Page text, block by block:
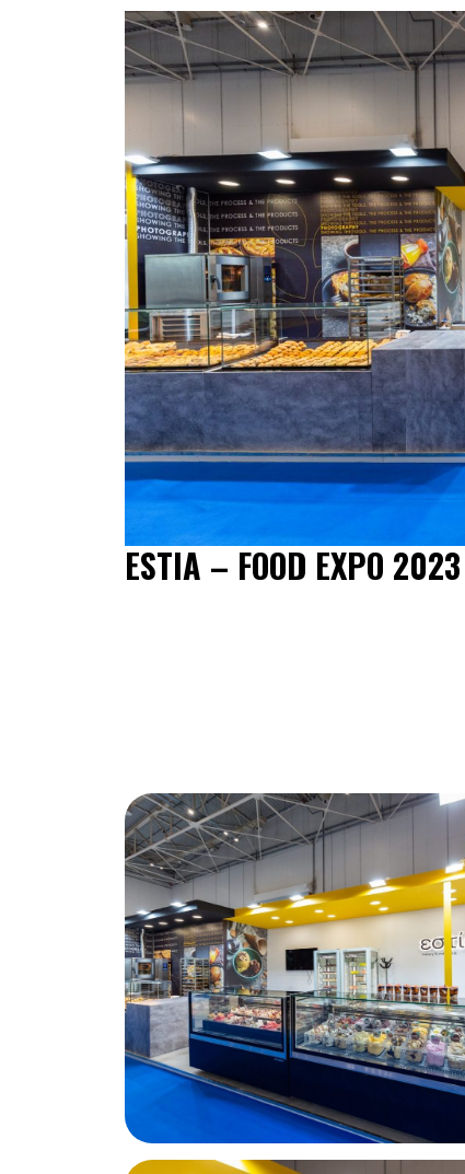
ESTIA – FOOD EXPO 2023